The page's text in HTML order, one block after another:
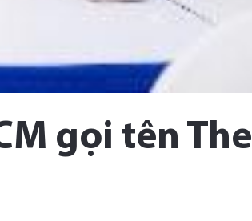
gọi tên The